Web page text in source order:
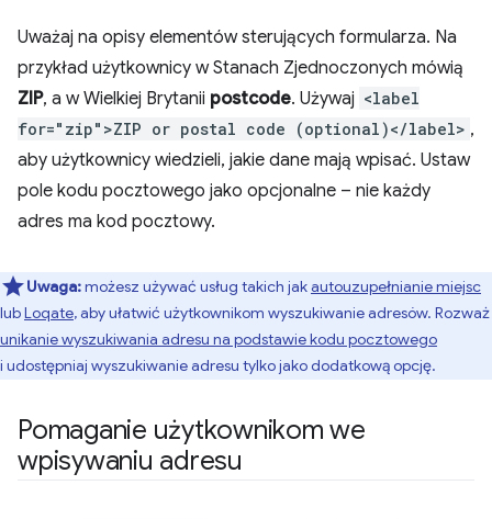
Uważaj na opisy elementów sterujących formularza. Na
przykład użytkownicy w Stanach Zjednoczonych mówią
ZIP, a w Wielkiej Brytanii postcode. Używaj <label
for="zip">ZIP or postal code (optional)</label> ,
aby użytkownicy wiedzieli, jakie dane mają wpisać. Ustaw
pole kodu pocztowego jako opcjonalne – nie każdy
adres ma kod pocztowy.
Uwaga:możesz używać usług takich jakautouzupełnianie miejsc
lubLoqate, aby ułatwić użytkownikom wyszukiwanie adresów. Rozważ
unikanie wyszukiwania adresu na podstawie kodu pocztowego
i udostępniaj wyszukiwanie adresu tylko jako dodatkową opcję.
Pomaganie użytkownikom we
wpisywaniu adresu